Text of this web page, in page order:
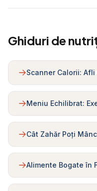
Ghiduri de
Scanner Calorii:
Meniu Echilibrat:
Cât Zahăr Poți
Alimente Bogate în